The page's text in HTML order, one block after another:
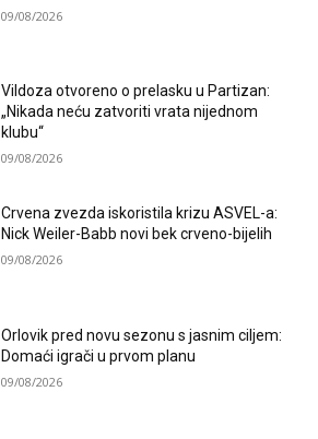
09/08/2026
Vildoza otvoreno o prelasku u Partizan:
„Nikada neću zatvoriti vrata nijednom
klubu“
09/08/2026
Crvena zvezda iskoristila krizu ASVEL-a:
Nick Weiler-Babb novi bek crveno-bijelih
09/08/2026
Orlovik pred novu sezonu s jasnim ciljem:
Domaći igrači u prvom planu
09/08/2026